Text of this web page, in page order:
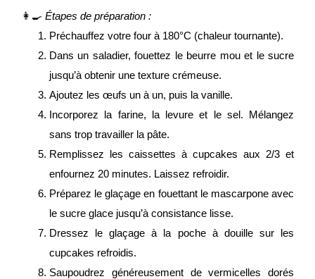
👩‍🍳 Étapes de préparation :
Préchauffez votre four à 180°C (chaleur tournante).
Dans un saladier, fouettez le beurre mou et le sucre
jusqu’à obtenir une texture crémeuse.
Ajoutez les œufs un à un, puis la vanille.
Incorporez la farine, la levure et le sel. Mélangez
sans trop travailler la pâte.
Remplissez les caissettes à cupcakes aux 2/3 et
enfournez 20 minutes. Laissez refroidir.
Préparez le glaçage en fouettant le mascarpone avec
le sucre glace jusqu’à consistance lisse.
Dressez le glaçage à la poche à douille sur les
cupcakes refroidis.
Saupoudrez généreusement de vermicelles dorés